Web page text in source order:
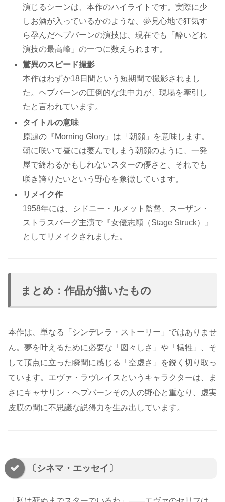
演じるシーンは、本作のハイライトです。実際に少
しお酒が入っているかのような、夢見心地で狂気す
ら孕んだヘプバーンの演技は、現在でも「酔いどれ
演技の最高峰」の一つに数えられます。
驚異のスピード撮影
本作はわずか18日間という短期間で撮影されまし
た。ヘプバーンの圧倒的な集中力が、現場を牽引し
たと言われています。
タイトルの意味
原題の『Morning Glory』は「朝顔」を意味します。
朝に咲いて昼には萎んでしまう朝顔のように、一発
屋で終わるかもしれないスターの儚さと、それでも
咲き誇りたいという野心を象徴しています。
リメイク作
1958年には、シドニー・ルメット監督、スーザン・
ストラスバーグ主演で『女優志願（Stage Struck）』
としてリメイクされました。
まとめ：作品が描いたもの
本作は、単なる「シンデレラ・ストーリー」ではありませ
ん。夢を叶えるために必要な「図々しさ」や「犠牲」、そ
して頂点に立った瞬間に感じる「空虚さ」を鋭く切り取っ
ています。エヴァ・ラヴレイスというキャラクターは、ま
さにキャサリン・ヘプバーンその人の野心と重なり、虚実
皮膜の間に不思議な説得力を生み出しています。
〔シネマ・エッセイ〕